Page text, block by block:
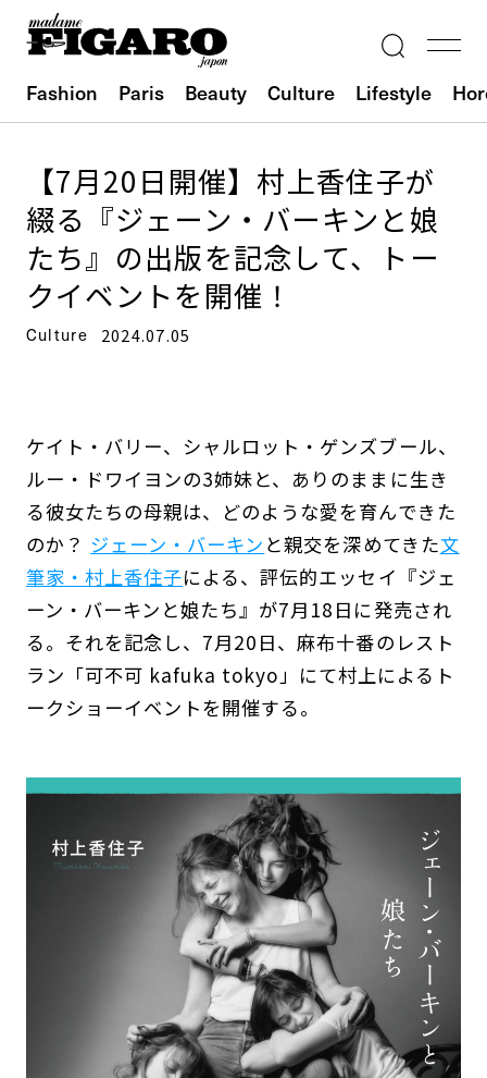
Fashion Paris Beauty Culture Lifestyle
【7月20日開催】村上香住子が
綴る『ジェーン・バーキンと娘
たち』の出版を記念して、トー
クイベントを開催！
Culture 2024.07.05
ケイト・バリー、シャルロット・ゲンズブール、
ルー・ドワイヨンの3姉妹と、ありのままに生き
る彼女たちの母親は、どのような愛を育んできた
のか？ ジェーン・バーキン と親交を深めてきた文
筆家・村上香住子による、評伝的エッセイ『ジェ
ーン・バーキンと娘たち』が7月18日に発売され
る。それを記念し、7月20日、麻布十番のレスト
ラン「可不可 kafuka tokyo」にて村上によるト
ークショーイベントを開催する。